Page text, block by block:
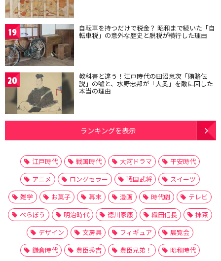
19 自転車を持つだけで税金？ 昭和まで続いた「自
転車税」の意外な歴史と脱税が横行した理由
20 教科書と違う！江戸時代の田沼意次「賄賂伝
説」の嘘と、水野忠邦が「大奥」を敵に回した
本当の理由
ランキングを表示
江戸時代 戦国時代 大河ドラマ
平安時代
アニメ
ロングセラー 戦国武将
スイーツ
雑学
お菓子 幕末 漫画 時代劇
テレビ
べらぼう
明治時代 徳川家康 織田信長
抹茶
デザイン
文房具 フィギュア
展覧会
鎌倉時代
豊臣秀吉 豊臣兄弟！
昭和時代